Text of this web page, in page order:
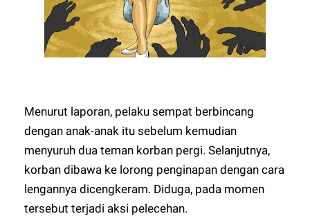
Menurut laporan, pelaku sempat berbincang
dengan anak-anak itu sebelum kemudian
menyuruh dua teman korban pergi. Selanjutnya,
korban dibawa ke lorong penginapan dengan cara
lengannya dicengkeram. Diduga, pada momen
tersebut terjadi aksi pelecehan.